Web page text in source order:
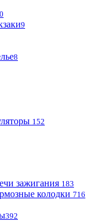
9
8
152
зажигания 183
колодки 716
392